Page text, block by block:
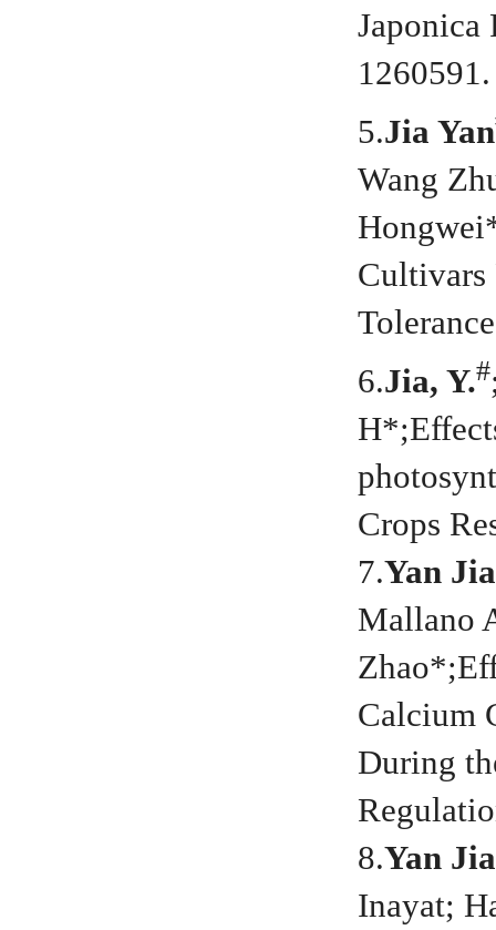
Japonica
1260591.
5.Jia Yan
Wang
Cultivars
6.Jia, Y.#
Crops
7.Yan Jia
Mallano
Calcium
During
8.Yan Jia
Inayat;